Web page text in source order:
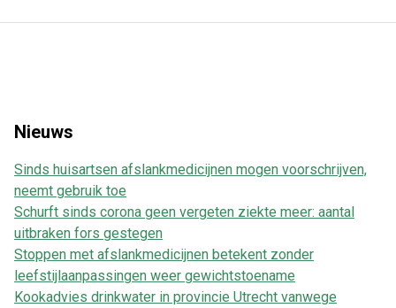
Nieuws
Sinds huisartsen afslankmedicijnen mogen voorschrijven,
neemt gebruik toe
Schurft sinds corona geen vergeten ziekte meer: aantal
uitbraken fors gestegen
Stoppen met afslankmedicijnen betekent zonder
leefstijlaanpassingen weer gewichtstoename
Kookadvies drinkwater in provincie Utrecht vanwege